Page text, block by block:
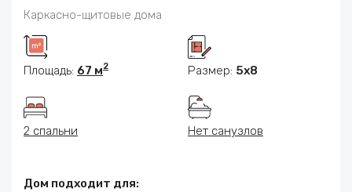
Каркасно-щитовые дома
Площадь: 67 м2 Размер: 5x8
2 спальни Нет санузлов
Дом подходит для: